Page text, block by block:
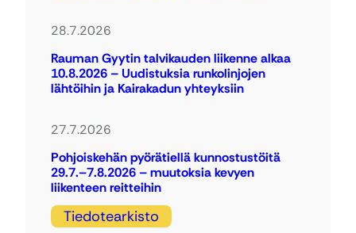
28.7.2026
Rauman Gyytin talvikauden liikenne alkaa
10.8.2026 – Uudistuksia runkolinjojen
lähtöihin ja Kairakadun yhteyksiin
27.7.2026
Pohjoiskehän pyörätiellä kunnostustöitä
29.7.–7.8.2026 – muutoksia kevyen
liikenteen reitteihin
Tiedotearkisto